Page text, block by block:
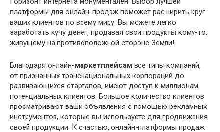
платформы для онлайн-продаж поможет расширить круг
ваших клиентов по всему миру. Вы можете легко
заработать кучу денег, продавая свои продукты кому-то,
живущему на противоположной стороне Земли!
Благодаря онлайн-маркетплейсам все типы компаний,
от признанных транснациональных корпораций до
развивающихся стартапов, имеют доступ к миллионам
потенциальных клиентов. Большое количество клиентов
просматривают ваши объявления с помощью рекламных
инструментов, которые вы используете для продвижения
своей продукции. К счастью, онлайн-платформы продаж